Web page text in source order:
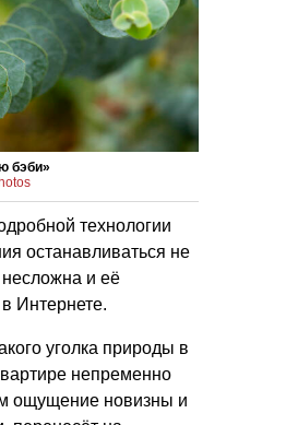
бэби»
технологии
останавливаться не
и её
Интернете.
уголка природы в
непременно
ощущение новизны и